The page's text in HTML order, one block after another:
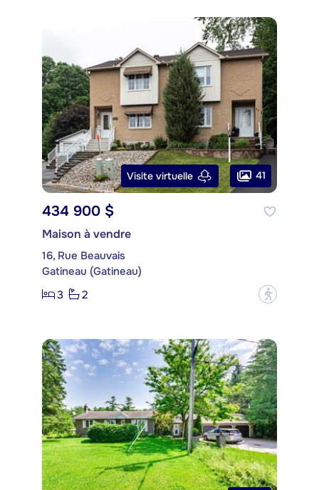
Visite virtuelle 41
434 900 $
Maison à vendre
16, Rue Beauvais
Gatineau (Gatineau)
3
2 ?